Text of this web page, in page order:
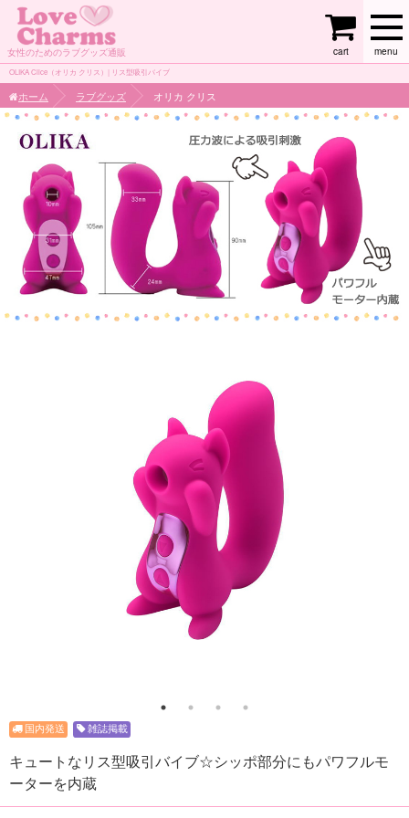
女性のためのラブグッズ通販 menu
cart
OLIKA Clice（オリカ クリス）| リス型吸引バイブ
ホーム ラブグッズ オリカ クリス
雑誌掲載
キュートなリス型吸引バイブ☆シッポ部分にもパワフルモ
ーターを内蔵